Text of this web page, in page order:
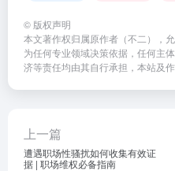
© 版权声明
本文著作权归属原作者（不二），
为任何专业领域决策依据，任何主
济等责任均由其自行承担，本站及作
上一篇
遭遇职场性骚扰如何收集有效证
据 | 职场维权必备指南